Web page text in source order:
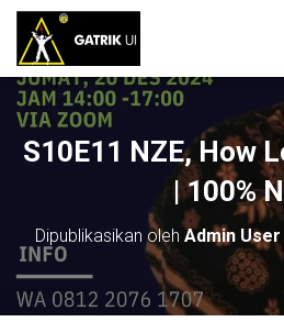
S10E11 NZE, How
| 100%
Dipublikasikan oleh Admin User